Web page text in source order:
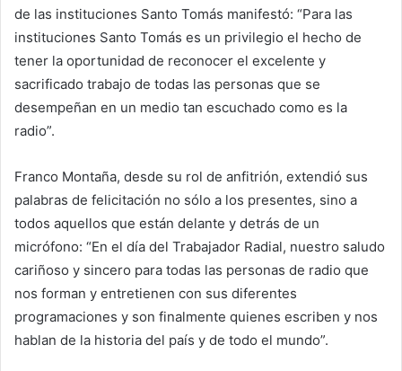
de las instituciones Santo Tomás manifestó: “Para las
instituciones Santo Tomás es un privilegio el hecho de
tener la oportunidad de reconocer el excelente y
sacrificado trabajo de todas las personas que se
desempeñan en un medio tan escuchado como es la
radio”.
Franco Montaña, desde su rol de anfitrión, extendió sus
palabras de felicitación no sólo a los presentes, sino a
todos aquellos que están delante y detrás de un
micrófono: “En el día del Trabajador Radial, nuestro saludo
cariñoso y sincero para todas las personas de radio que
nos forman y entretienen con sus diferentes
programaciones y son finalmente quienes escriben y nos
hablan de la historia del país y de todo el mundo”.